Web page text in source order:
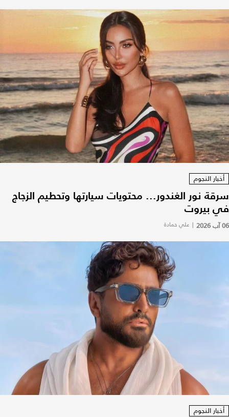
أخبار النجوم
سرقة نور الغندور... محتويات سيارتها وتحطيم الزجاج
في بيروت
06 آب 2026 | علي حمادة
أخبار النجوم